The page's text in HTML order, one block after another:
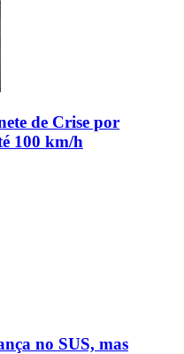
de Crise por
100 km/h
no SUS, mas